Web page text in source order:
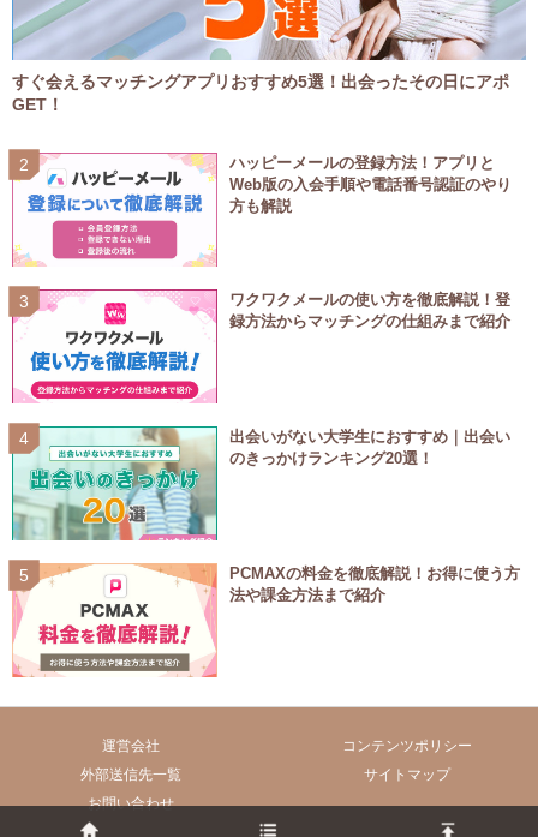
すぐ会えるマッチングアプリおすすめ5選！出会ったその日にアポ
GET！
ハッピーメールの登録方法！アプリと
Web版の入会手順や電話番号認証のやり
方も解説
ワクワクメールの使い方を徹底解説！登
録方法からマッチングの仕組みまで紹介
出会いがない大学生におすすめ｜出会い
のきっかけランキング20選！
PCMAXの料金を徹底解説！お得に使う方
法や課金方法まで紹介
運営会社
コンテンツポリシー
外部送信先一覧
サイトマップ
お問い合わせ